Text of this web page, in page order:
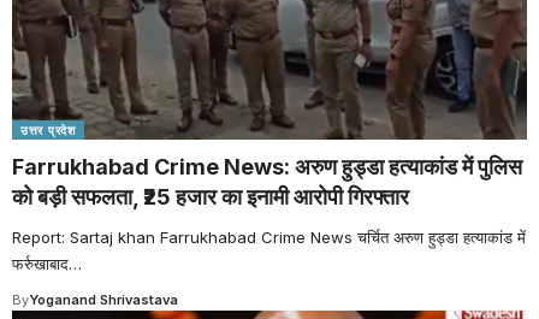
उत्तर प्रदेश
Farrukhabad Crime News: अरुण हुड्डा हत्याकांड में पुलिस
को बड़ी सफलता, ₹25 हजार का इनामी आरोपी गिरफ्तार
Report: Sartaj khan Farrukhabad Crime News चर्चित अरुण हुड्डा हत्याकांड में
फर्रुखाबाद…
ByYoganand Shrivastava